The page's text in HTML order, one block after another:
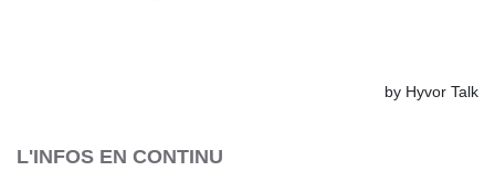
L'INFOS EN CONTINU